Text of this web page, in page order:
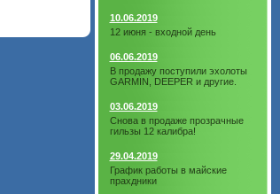
10.06.2019
12 июня - входной день
06.06.2019
В продажу поступили эхолоты
GARMIN, DEEPER и другие.
03.06.2019
Снова в продаже прозрачные
гильзы 12 калибра!
29.04.2019
График работы в майские
прахдники